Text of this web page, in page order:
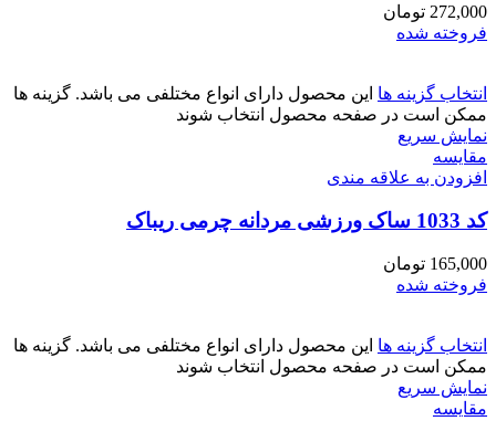
272,000 تومان
فروخته شده
انتخاب گزینه ها این محصول دارای انواع مختلفی می باشد. گزینه ها
ممکن است در صفحه محصول انتخاب شوند
نمایش سریع
مقايسه
افزودن به علاقه مندی
کد 1033 ساک ورزشی مردانه چرمی ریباک
165,000 تومان
فروخته شده
انتخاب گزینه ها این محصول دارای انواع مختلفی می باشد. گزینه ها
ممکن است در صفحه محصول انتخاب شوند
نمایش سریع
مقايسه